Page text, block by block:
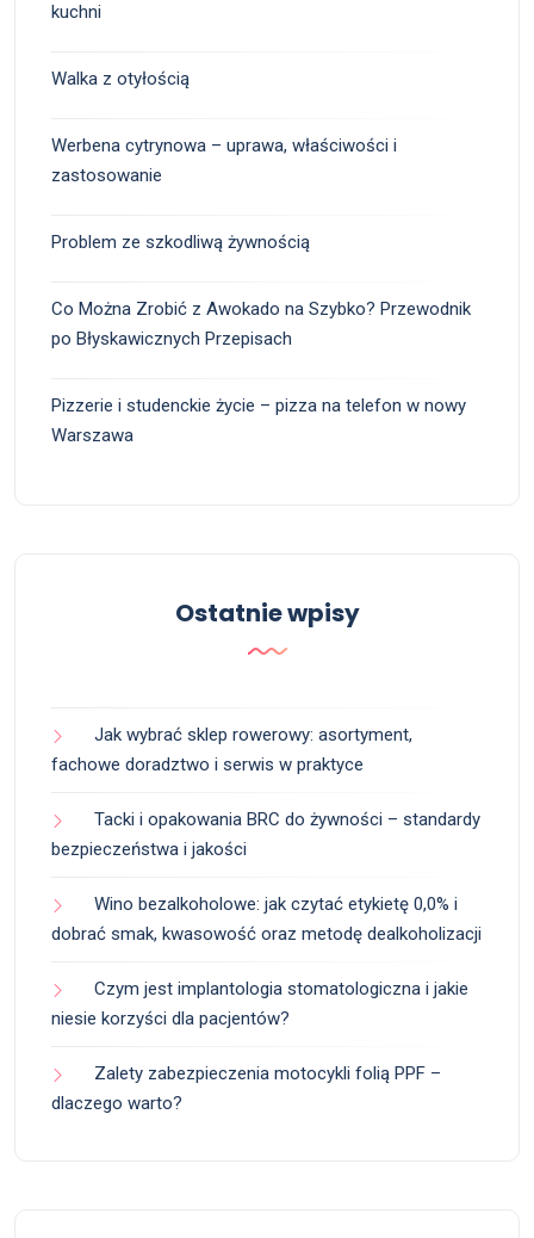
kuchni
Walka z otyłością
Werbena cytrynowa – uprawa, właściwości i
zastosowanie
Problem ze szkodliwą żywnością
Co Można Zrobić z Awokado na Szybko? Przewodnik
po Błyskawicznych Przepisach
Pizzerie i studenckie życie – pizza na telefon w nowy
Warszawa
Ostatnie wpisy
Jak wybrać sklep rowerowy: asortyment,
fachowe doradztwo i serwis w praktyce
Tacki i opakowania BRC do żywności – standardy
bezpieczeństwa i jakości
Wino bezalkoholowe: jak czytać etykietę 0,0% i
dobrać smak, kwasowość oraz metodę dealkoholizacji
Czym jest implantologia stomatologiczna i jakie
niesie korzyści dla pacjentów?
Zalety zabezpieczenia motocykli folią PPF –
dlaczego warto?